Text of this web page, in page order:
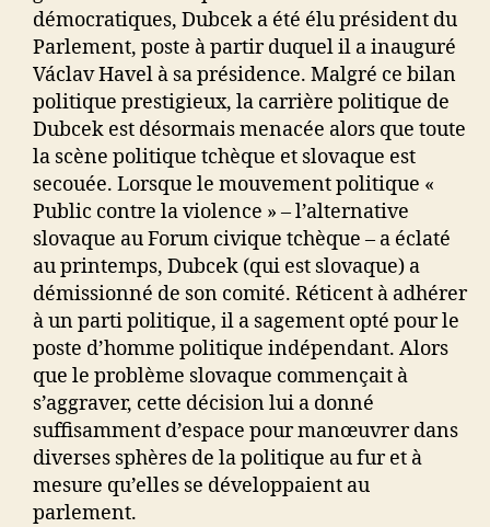
démocratiques, Dubcek a été élu président du
Parlement, poste à partir duquel il a inauguré
Václav Havel à sa présidence. Malgré ce bilan
politique prestigieux, la carrière politique de
Dubcek est désormais menacée alors que toute
la scène politique tchèque et slovaque est
secouée. Lorsque le mouvement politique «
Public contre la violence » – l’alternative
slovaque au Forum civique tchèque – a éclaté
au printemps, Dubcek (qui est slovaque) a
démissionné de son comité. Réticent à adhérer
à un parti politique, il a sagement opté pour le
poste d’homme politique indépendant. Alors
que le problème slovaque commençait à
s’aggraver, cette décision lui a donné
suffisamment d’espace pour manœuvrer dans
diverses sphères de la politique au fur et à
mesure qu’elles se développaient au
parlement.